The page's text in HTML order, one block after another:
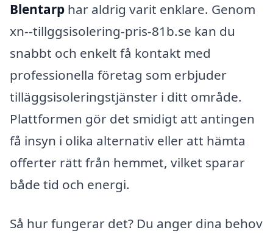
Blentarp har aldrig varit enklare. Genom
xn--tillggsisolering-pris-81b.se kan du
snabbt och enkelt få kontakt med
professionella företag som erbjuder
tilläggsisoleringstjänster i ditt område.
Plattformen gör det smidigt att antingen
få insyn i olika alternativ eller att hämta
offerter rätt från hemmet, vilket sparar
både tid och energi.
Så hur fungerar det? Du anger dina behov